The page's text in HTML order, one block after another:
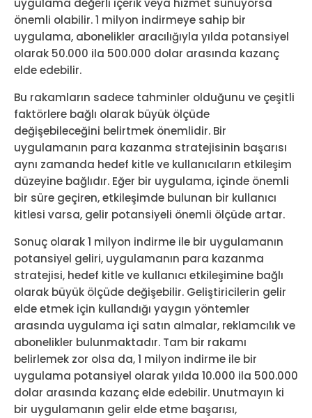
uygulama değerli içerik veya hizmet sunuyorsa
önemli olabilir. 1 milyon indirmeye sahip bir
uygulama, abonelikler aracılığıyla yılda potansiyel
olarak 50.000 ila 500.000 dolar arasında kazanç
elde edebilir.
Bu rakamların sadece tahminler olduğunu ve çeşitli
faktörlere bağlı olarak büyük ölçüde
değişebileceğini belirtmek önemlidir. Bir
uygulamanın para kazanma stratejisinin başarısı
aynı zamanda hedef kitle ve kullanıcıların etkileşim
düzeyine bağlıdır. Eğer bir uygulama, içinde önemli
bir süre geçiren, etkileşimde bulunan bir kullanıcı
kitlesi varsa, gelir potansiyeli önemli ölçüde artar.
Sonuç olarak 1 milyon indirme ile bir uygulamanın
potansiyel geliri, uygulamanın para kazanma
stratejisi, hedef kitle ve kullanıcı etkileşimine bağlı
olarak büyük ölçüde değişebilir. Geliştiricilerin gelir
elde etmek için kullandığı yaygın yöntemler
arasında uygulama içi satın almalar, reklamcılık ve
abonelikler bulunmaktadır. Tam bir rakamı
belirlemek zor olsa da, 1 milyon indirme ile bir
uygulama potansiyel olarak yılda 10.000 ila 500.000
dolar arasında kazanç elde edebilir. Unutmayın ki
bir uygulamanın gelir elde etme başarısı,